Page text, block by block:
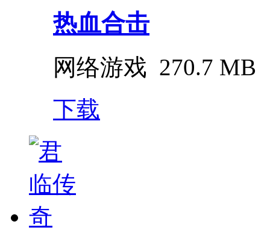
热血合击
网络游戏 270.7 MB
下载